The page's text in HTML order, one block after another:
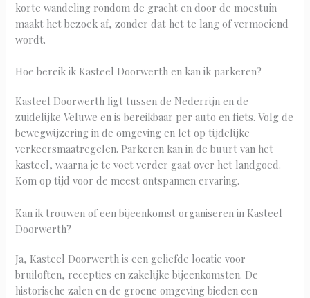
korte wandeling rondom de gracht en door de moestuin
maakt het bezoek af, zonder dat het te lang of vermoeiend
wordt.
Hoe bereik ik Kasteel Doorwerth en kan ik parkeren?
Kasteel Doorwerth ligt tussen de Nederrijn en de
zuidelijke Veluwe en is bereikbaar per auto en fiets. Volg de
bewegwijzering in de omgeving en let op tijdelijke
verkeersmaatregelen. Parkeren kan in de buurt van het
kasteel, waarna je te voet verder gaat over het landgoed.
Kom op tijd voor de meest ontspannen ervaring.
Kan ik trouwen of een bijeenkomst organiseren in Kasteel
Doorwerth?
Ja, Kasteel Doorwerth is een geliefde locatie voor
bruiloften, recepties en zakelijke bijeenkomsten. De
historische zalen en de groene omgeving bieden een